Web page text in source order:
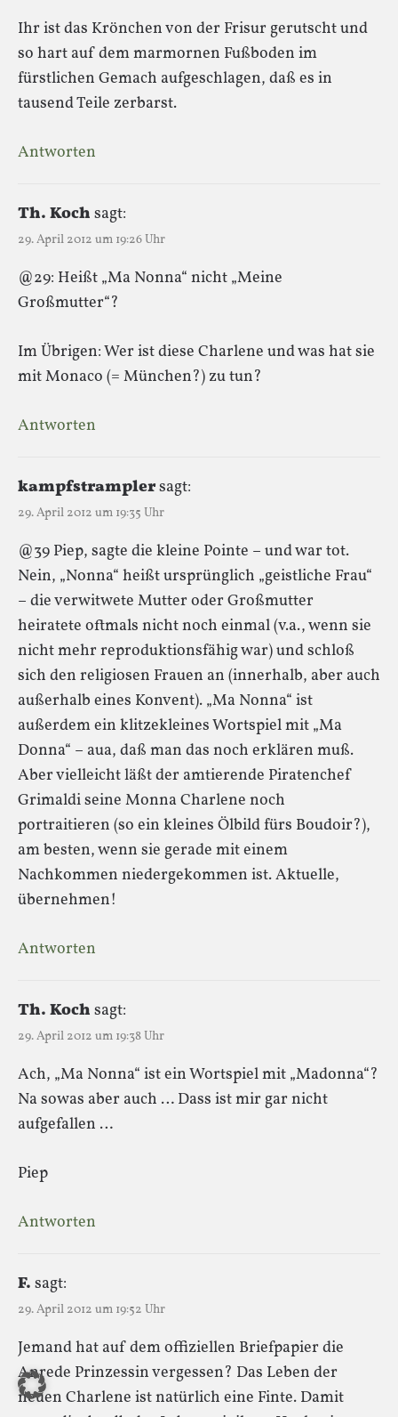
Ihr ist das Krönchen von der Frisur gerutscht und
so hart auf dem marmornen Fußboden im
fürstlichen Gemach aufgeschlagen, daß es in
tausend Teile zerbarst.
Antworten
Th. Koch sagt:
29. April 2012 um 19:26 Uhr
@29: Heißt „Ma Nonna“ nicht „Meine
Großmutter“?
Im Übrigen: Wer ist diese Charlene und was hat sie
mit Monaco (= München?) zu tun?
Antworten
kampfstramplersagt:
29. April 2012 um 19:35 Uhr
@39 Piep, sagte die kleine Pointe – und war tot.
Nein, „Nonna“ heißt ursprünglich „geistliche Frau“
– die verwitwete Mutter oder Großmutter
heiratete oftmals nicht noch einmal (v.a., wenn sie
nicht mehr reproduktionsfähig war) und schloß
sich den religiosen Frauen an (innerhalb, aber auch
außerhalb eines Konvent). „Ma Nonna“ ist
außerdem ein klitzekleines Wortspiel mit „Ma
Donna“ – aua, daß man das noch erklären muß.
Aber vielleicht läßt der amtierende Piratenchef
Grimaldi seine Monna Charlene noch
portraitieren (so ein kleines Ölbild fürs Boudoir?),
am besten, wenn sie gerade mit einem
Nachkommen niedergekommen ist. Aktuelle,
übernehmen!
Antworten
Th. Koch sagt:
29. April 2012 um 19:38 Uhr
Ach, „Ma Nonna“ ist ein Wortspiel mit „Madonna“?
Na sowas aber auch … Dass ist mir gar nicht
aufgefallen …
Piep
Antworten
F. sagt:
29. April 2012 um 19:52 Uhr
Jemand hat auf dem offiziellen Briefpapier die
Anrede Prinzessin vergessen? Das Leben der
neuen Charlene ist natürlich eine Finte. Damit